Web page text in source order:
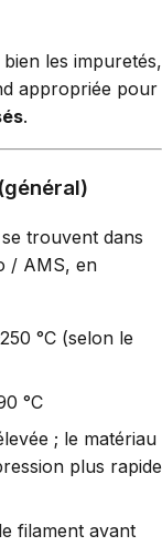
les impuretés,
appropriée pour
.
trouvent dans
/ AMS, en
°C (selon le
°C
; le matériau
plus rapide
filament avant